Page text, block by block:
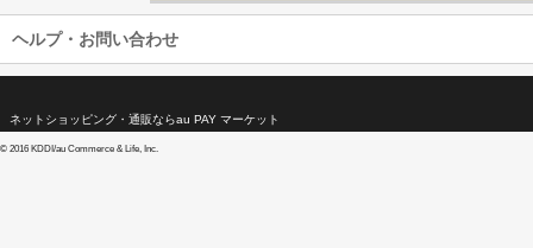
ヘルプ・お問い合わせ
ネットショッピング・通販ならau PAY マーケット
© 2016 KDDI/au Commerce & Life, Inc.